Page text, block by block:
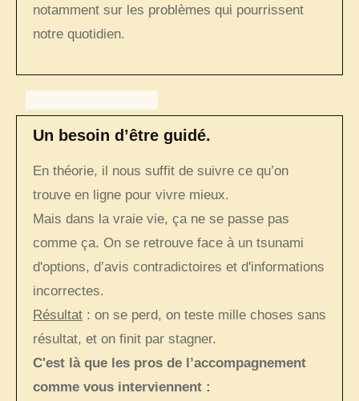
notamment sur les problèmes qui pourrissent
notre quotidien.
Un besoin d’être guidé.
En théorie, il nous suffit de suivre ce qu’on
trouve en ligne pour vivre mieux.
Mais dans la vraie vie, ça ne se passe pas
comme ça. On se retrouve face à un tsunami
d'options, d’avis contradictoires et d'informations
incorrectes.
Résultat : on se perd, on teste mille choses sans
résultat, et on finit par stagner.
C'est là que les pros de l’accompagnement
comme vous interviennent :